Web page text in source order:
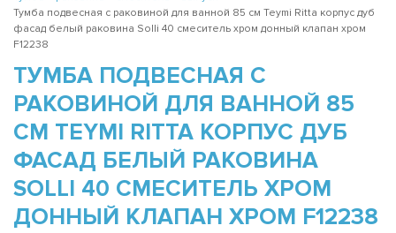
Тумба подвесная с раковиной для ванной 85 см Teymi Ritta корпус дуб
фасад белый раковина Solli 40 смеситель хром донный клапан хром
F12238
ТУМБА ПОДВЕСНАЯ С
РАКОВИНОЙ ДЛЯ ВАННОЙ 85
СМ TEYMI RITTA КОРПУС ДУБ
ФАСАД БЕЛЫЙ РАКОВИНА
SOLLI 40 СМЕСИТЕЛЬ ХРОМ
ДОННЫЙ КЛАПАН ХРОМ F12238